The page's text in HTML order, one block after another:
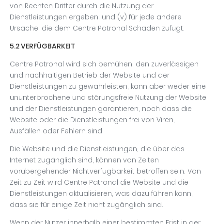
von Rechten Dritter durch die Nutzung der
Dienstleistungen ergeben; und (v) für jede andere
Ursache, die dem Centre Patronal Schaden zufügt.
5.2 VERFÜGBARKEIT
Centre Patronal wird sich bemühen, den zuverlässigen
und nachhaltigen Betrieb der Website und der
Dienstleistungen zu gewährleisten, kann aber weder eine
ununterbrochene und störungsfreie Nutzung der Website
und der Dienstleistungen garantieren, noch dass die
Website oder die Dienstleistungen frei von Viren,
Ausfällen oder Fehlern sind.
Die Website und die Dienstleistungen, die über das
Internet zugänglich sind, können von Zeiten
vorübergehender Nichtverfügbarkeit betroffen sein. Von
Zeit zu Zeit wird Centre Patronal die Website und die
Dienstleistungen aktualisieren, was dazu führen kann,
dass sie für einige Zeit nicht zugänglich sind.